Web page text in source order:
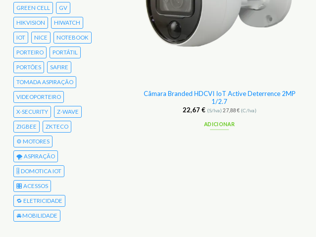
GREEN CELL GV
HIKVISION HIWATCH
IOT NICE NOTEBOOK
PORTEIRO PORTÁTIL
PORTÕES SAFIRE
TOMADA ASPIRAÇÃO
VIDEOPORTEIRO
X-SECURITY Z-WAVE
ZIGBEE ZKTECO
⚙️ MOTORES
🌪️ ASPIRAÇÃO
🎚️ DOMOTICA IOT
🎛️ ACESSOS
🔁 ELETRICIDADE
🚘 MOBILIDADE
Câmara Branded HDCVI IoT Active Deterrence 2MP
1/2.7
22,67 € (S/Iva) 27,88€(C/Iva)
ADICIONAR
Dome Safire 4 Mp 1/2.7″ CMOS IP67
50,67€ (S/Iva)62,32€ (C/Iva)
ADICIONAR